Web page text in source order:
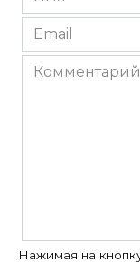
*
Email
*
Комментарий
Нажимая на